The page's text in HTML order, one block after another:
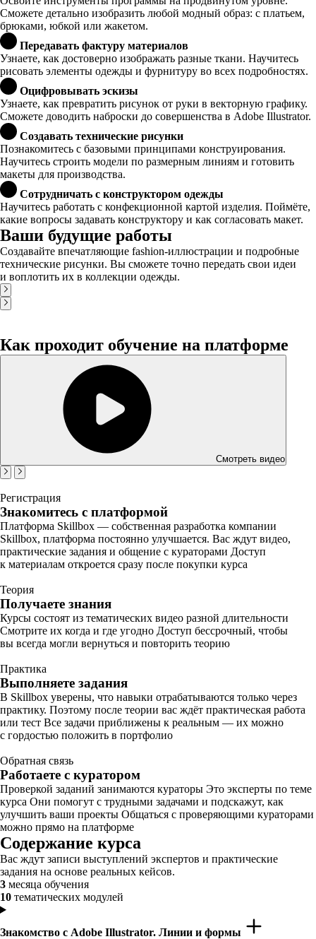
Сможете детально изобразить любой модный образ: с платьем,
брюками, юбкой или жакетом.
Передавать фактуру материалов
Узнаете, как достоверно изображать разные ткани. Научитесь
рисовать элементы одежды и фурнитуру во всех подробностях.
Оцифровывать эскизы
Узнаете, как превратить рисунок от руки в векторную графику.
Сможете доводить наброски до совершенства в Adobe Illustrator.
Создавать технические рисунки
Познакомитесь с базовыми принципами конструирования.
Научитесь строить модели по размерным линиям и готовить
макеты для производства.
Сотрудничать с конструктором одежды
Научитесь работать с конфекционной картой изделия. Поймёте,
какие вопросы задавать конструктору и как согласовать макет.
Ваши будущие работы
Создавайте впечатляющие fashion-иллюстрации и подробные
технические рисунки. Вы сможете точно передать свои идеи
и воплотить их в коллекции одежды.
Как проходит обучение на платформе
Смотреть видео
Регистрация
Знакомитесь с платформой
Платформа Skillbox — собственная разработка компании
Skillbox, платформа постоянно улучшается. Вас ждут видео,
практические задания и общение с кураторами Доступ
к материалам откроется сразу после покупки курса
Теория
Получаете знания
Курсы состоят из тематических видео разной длительности
Смотрите их когда и где угодно Доступ бессрочный, чтобы
вы всегда могли вернуться и повторить теорию
Практика
Выполняете задания
В Skillbox уверены, что навыки отрабатываются только через
практику. Поэтому после теории вас ждёт практическая работа
или тест Все задачи приближены к реальным — их можно
с гордостью положить в портфолио
Обратная связь
Работаете с куратором
Проверкой заданий занимаются кураторы Это эксперты по теме
курса Они помогут с трудными задачами и подскажут, как
улучшить ваши проекты Общаться с проверяющими кураторами
можно прямо на платформе
Содержание курса
Вас ждут записи выступлений экспертов и практические
задания на основе реальных кейсов.
3 месяца обучения
10 тематических модулей
Знакомство с Adobe Illustrator. Линии и формы